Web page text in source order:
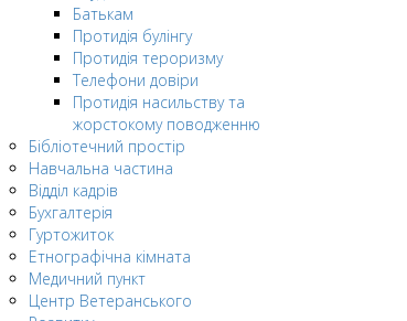
Батькам
Протидія булінгу
Протидія тероризму
Телефони довіри
Протидія насильству та
жорстокому поводженню
Бібліотечний простір
Навчальна частина
Відділ кадрів
Бухгалтерія
Гуртожиток
Етнографічна кімната
Медичний пункт
Центр Ветеранського